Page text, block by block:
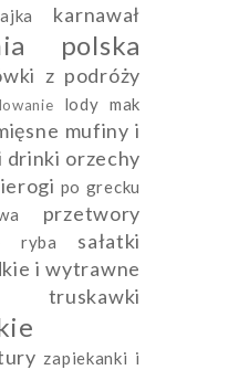
karnawał
polska
z podróży
lody mak
mufiny i
drinki orzechy
po grecku
przetwory
ryba
sałatki
i wytrawne
truskawki
zapiekanki i